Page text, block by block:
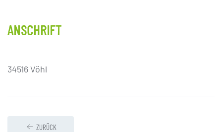
ANSCHRIFT
34516 Vöhl
ZURÜCK